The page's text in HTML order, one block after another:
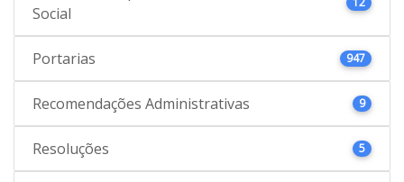
Social
Portarias 947
Recomendações Administrativas 9
Resoluções 5